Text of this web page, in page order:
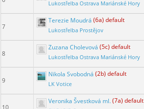
Lukostřelba Ostrava Mariánské Hory
7
Terezie Moudrá (6a) default
Lukostřelba Prostějov
8
Zuzana Cholevová (5c) default
Lukostřelba Ostrava Mariánské Hory
9
Nikola Svobodná (2b) default
LK Votice
Veronika Švestková ml.(7a) default